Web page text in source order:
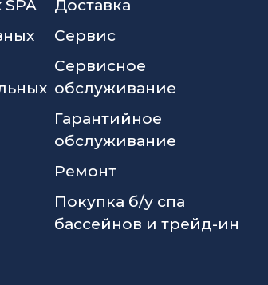
Доставка
Сервис
Сервисное
обслуживание
Гарантийное
обслуживание
Ремонт
Покупка б/у спа
бассейнов и трейд-ин